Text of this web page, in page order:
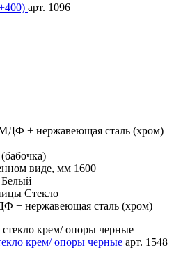
арт. 1096
+ нержавеющая сталь (хром)
виде, мм 1600
Белый
Стекло
+ нержавеющая сталь (хром)
крем/ опоры черные арт. 1548